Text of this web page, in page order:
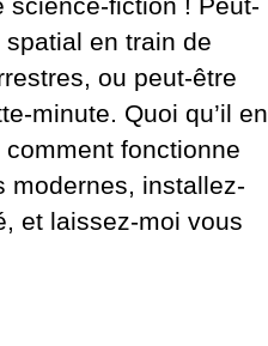
science-fiction ! Peut-
spatial en train de
ou peut-être
minute. Quoi qu’il en
fonctionne
modernes, installez-
et laissez-moi vous